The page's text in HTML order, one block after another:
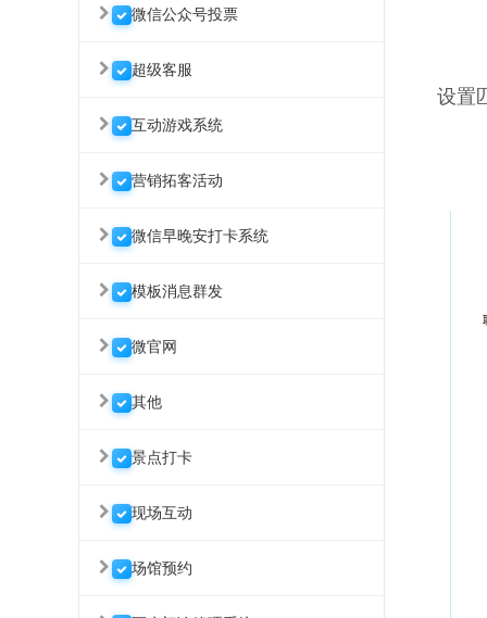
微信公众号投票
超级客服
互动游戏系统
营销拓客活动
微信早晚安打卡系统
模板消息群发
微官网
其他
景点打卡
现场互动
场馆预约
设置